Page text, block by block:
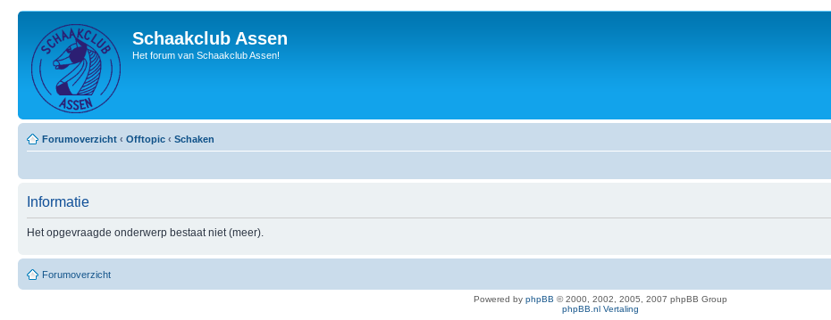
Schaakclub Assen
Het forum van Schaakclub Assen!
Forumoverzicht ‹ Offtopic ‹ Schaken
Informatie
Het opgevraagde onderwerp bestaat niet (meer).
Forumoverzicht
Powered by phpBB © 2000, 2002, 2005, 2007 phpBB Group
phpBB.nl Vertaling